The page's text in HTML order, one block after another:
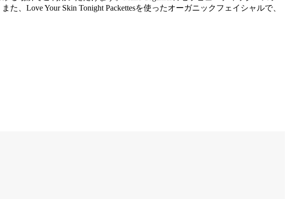
、Love Your Skin Tonight Packettesを使ったオーガニックフェイシャルで、